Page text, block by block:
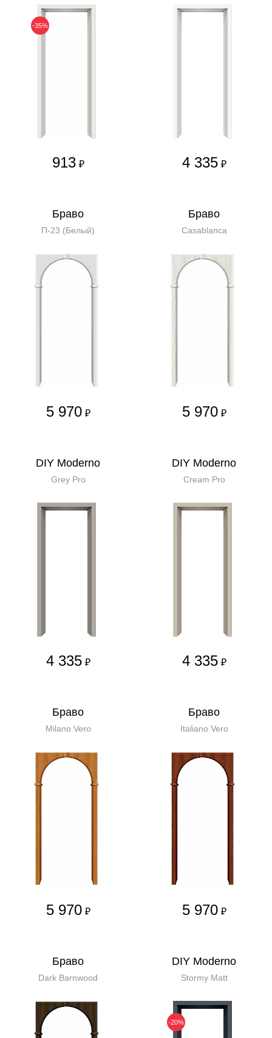
-35%
913 ₽ 4 335 ₽
Бравo
П-23 (Белый)
5 970 ₽
Бравo
Casablanca
5 970 ₽
DIY Moderno
Grey Pro
4 335 ₽
DIY Moderno
Cream Pro
4 335 ₽
Бравo
Milano Vero
5 970 ₽
Бравo
Italiano Vero
5 970 ₽
Бравo
Dark Barnwood
DIY Moderno
Stormy Matt
-20%